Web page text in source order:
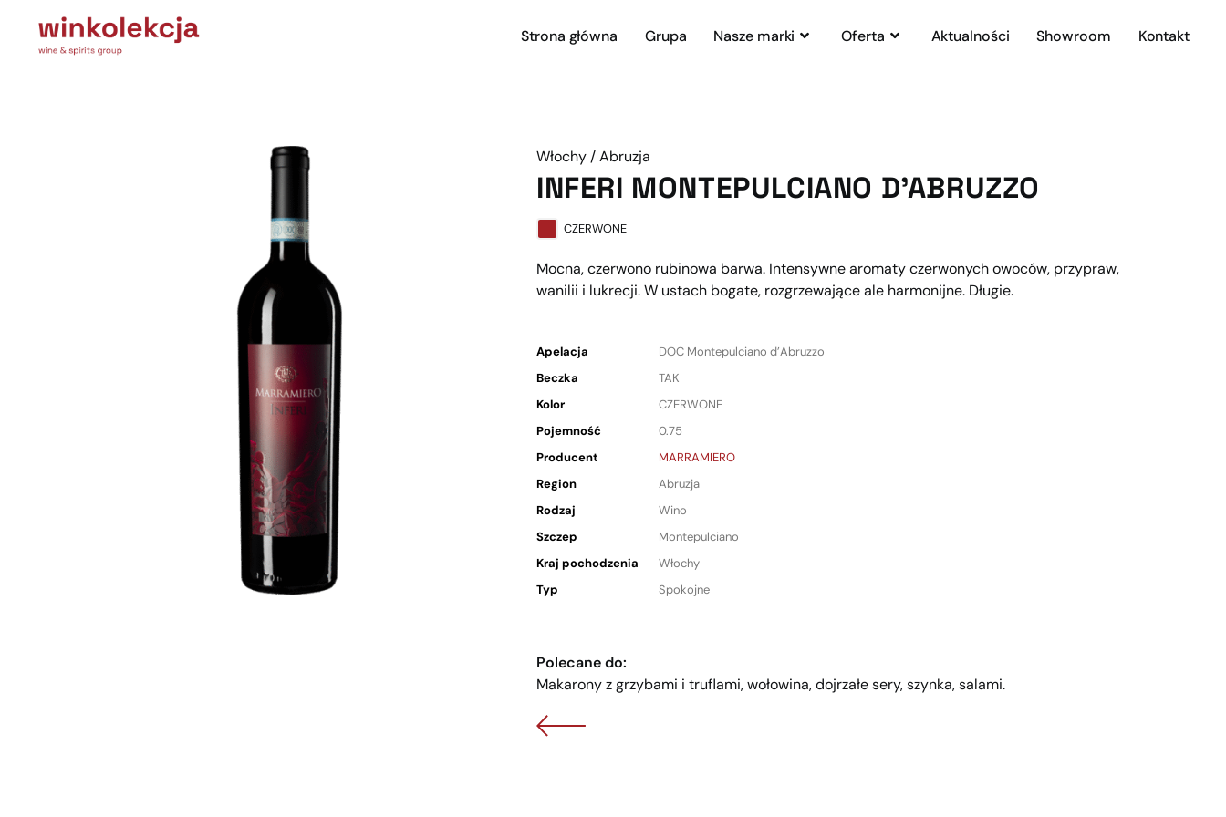
Strona główna Grupa Nasze marki Oferta Aktualności Showroom Kontakt
Włochy / Abruzja
INFERI MONTEPULCIANO D’ABRUZZO
CZERWONE
Mocna, czerwono rubinowa barwa. Intensywne aromaty czerwonych owoców, przypraw,
wanilii i lukrecji. W ustach bogate, rozgrzewające ale harmonijne. Długie.
Apelacja
DOC Montepulciano d’Abruzzo
Beczka
TAK
Kolor
CZERWONE
Pojemność
0.75
Producent
MARRAMIERO
Region
Abruzja
Rodzaj
Wino
Szczep
Montepulciano
Kraj pochodzenia
Włochy
Typ
Spokojne
Polecane do:
Makarony z grzybami i truflami, wołowina, dojrzałe sery, szynka, salami.